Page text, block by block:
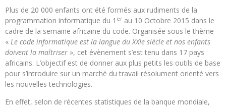
Plus de 20 000 enfants ont été formés aux rudiments de la
programmation informatique du 1 erau 10 Octobre 2015 dans le
cadre de la semaine africaine du code. Organisée sous le thème
« Le code informatique est la langue du XXIe siècle et nos enfants
doivent la maîtriser », cet évènement s’est tenu dans 17 pays
africains. L’objectif est de donner aux plus petits les outils de base
pour s’introduire sur un marché du travail résolument orienté vers
les nouvelles technologies.
En effet, selon de récentes statistiques de la banque mondiale,